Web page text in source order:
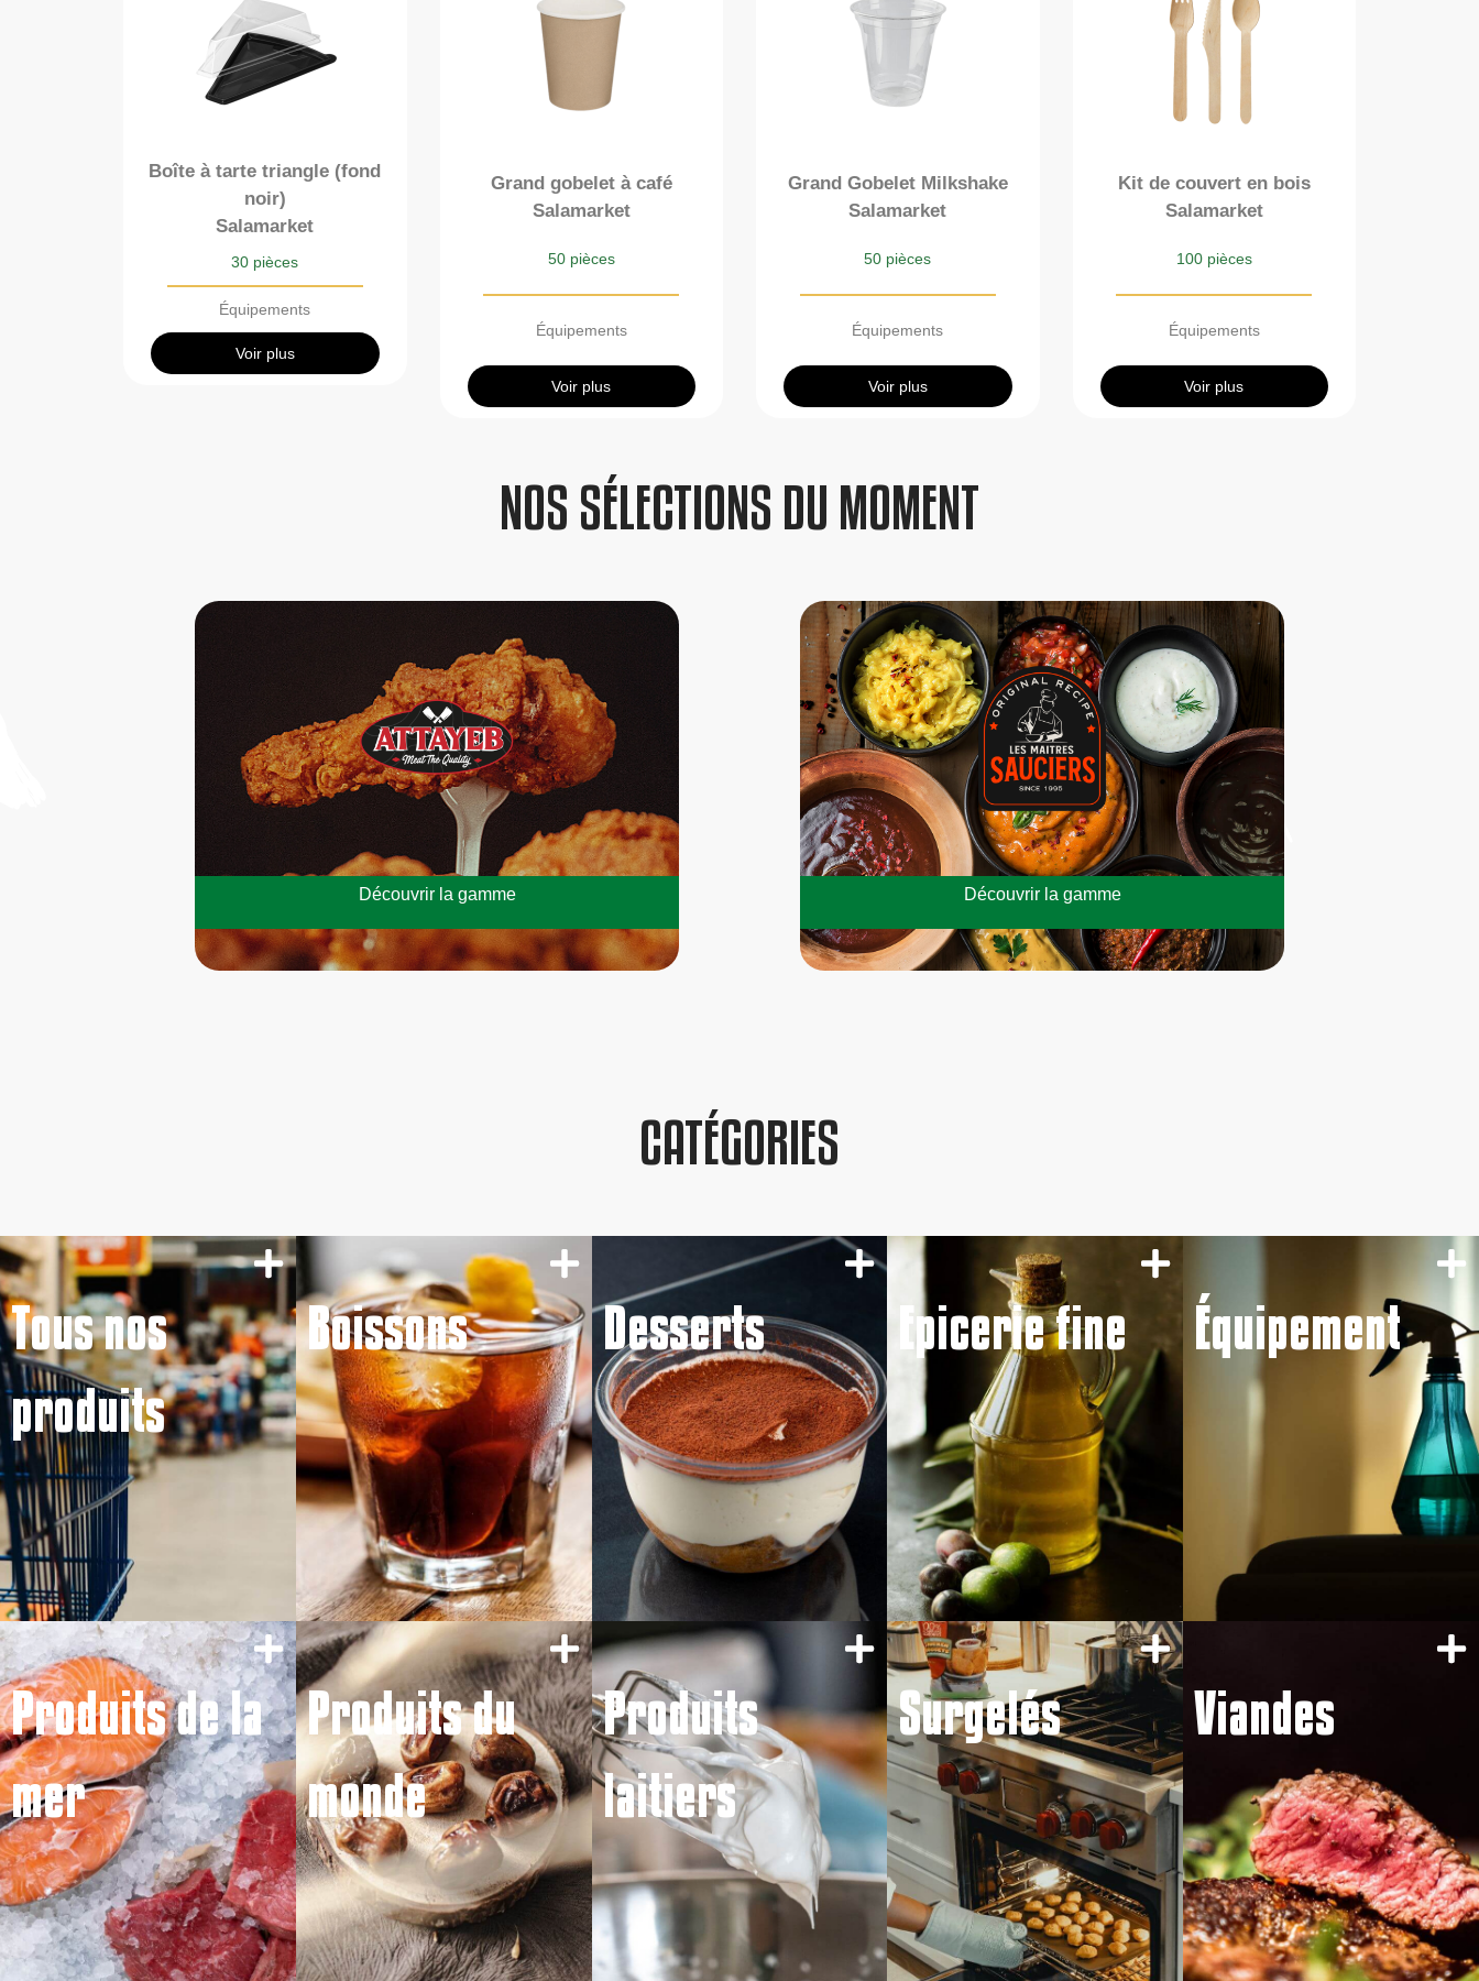
Boîte à tarte triangle (fond
noir)
Salamarket
30 pièces
Équipements
Voir plus
Grand gobelet à café
Salamarket
50 pièces
Équipements
Voir plus
Grand Gobelet Milkshake
Salamarket
50 pièces
Équipements
Voir plus
Kit de couvert en bois
Salamarket
100 pièces
Équipements
Voir plus
NOS SÉLECTIONS DU MOMENT
Découvrir la gamme Découvrir la gamme
CATÉGORIES
Tous nos
produits
Boissons Desserts Epicerie fine Équipement
Produits de la
mer
Produits du
monde
Produits
laitiers
Surgelés Viandes